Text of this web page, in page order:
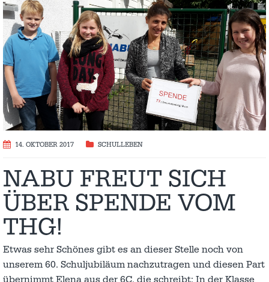
14. OKTOBER 2017 SCHULLEBEN
NABU FREUT SICH
ÜBER SPENDE VOM
THG!
Etwas sehr Schönes gibt es an dieser Stelle noch von
unserem 60. Schuljubiläum nachzutragen und diesen Part
übernimmt Elena aus der 6C, die schreibt: In der Klasse